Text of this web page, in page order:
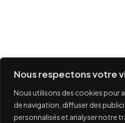
Nous respectons votre
Nous utilisons des cookies pour
de navigation, diffuser des
personnalisés et analyser notre